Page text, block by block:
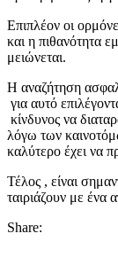
Επιπλέον οι
και η πιθανότητα
μειώνεται.
Η αναζήτηση
για αυτό
κίνδυνος να
λόγω των
καλύτερο έχει να
Τέλος , είναι
ταιριάζουν με ένα
Share: